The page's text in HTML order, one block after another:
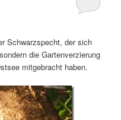
Schwarzspecht, der sich
die Gartenverzierung
mitgebracht haben.